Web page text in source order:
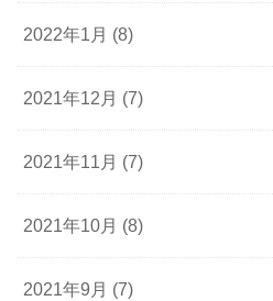
2022年1月 (8)
2021年12月 (7)
2021年11月 (7)
2021年10月 (8)
2021年9月 (7)